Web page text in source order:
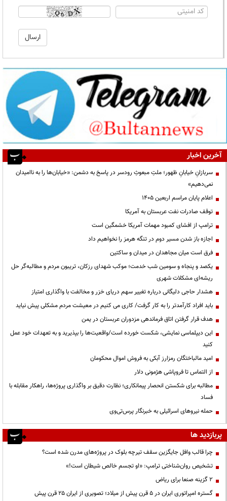
آخرین اخبار
سربازانِ خیابانِ ظهور؛ ملتِ مبعوثِ رودسر در پاسخ به دشمن: «خیابان‌ها را به ناامیدان
نمی‌دهیم»
اعلام پایان مراسم اربعین ۱۴۰۵
توقف صادرات نفت عربستان به آمریکا
ترامپ از افشای کمبود مهمات آمریکا خشمگین است
اجازه باز شدن مسیر دوم در تنگه هرمز را نخواهیم داد
فرق است میان مجاهدان در میدان و ساکتین
یکصد و پنجاه و سومین شب خدمت؛ موکب شهدای رزکان، تریبون مردم و مطالبه‌گر حل
ریشه‌ای مشکلات شهری
هشدار حاجی دلیگانی درباره تغییر سهم دریای خزر و مخالفت با واگذاری امتیاز
باید افراد کارآمدتر را به کار گرفت/ کاری می کنیم در معیشت مردم مشکلی پیش نیاید
هدف قرار گرفتن اتاق‌ فرماندهی مزدوران عربستان در یمن
این دیپلماسی نمایشی، شکست خورده است/واقعیت‌ها را بپذیرید و به تعهدات خود عمل
کنید
امید مالباختگان رمزارز آبکی به فروش اموال محکومان
از التماس تا فروپاشی هژمونی دلار
مطالبه برای شکستن انحصار پیمانکاری؛ نظارت دقیق بر واگذاری پروژه‌ها، راهکار مقابله با
فساد
حمله نیروهای اسرائیلی به خبرنگار پرس‌تی‌وی
پربازدید ها
چرا قالب وافل جایگزین سقف تیرچه بلوک در پروژه‌های مدرن شده است؟
تشخیص روان‌شناختی ترامپ: «او تجسم خالص شیطان است!»
۲ گزینه صنعا برای ریاض
گستره امپراتوری ایران در ۵ قرن پیش از میلاد؛ تصویری از ایران ۲۵ قرن پیش